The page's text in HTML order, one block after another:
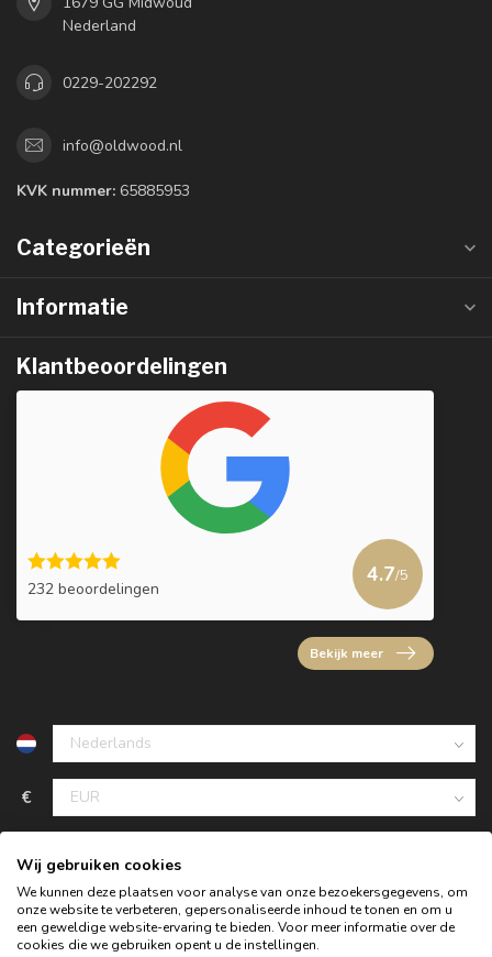
Nederland
0229-202292
info@oldwood.nl
KVK nummer: 65885953
Categorieën
Informatie
Klantbeoordelingen
232 beoordelingen
4.7/5
Bekijk meer
€
Wij gebruiken cookies
We kunnen deze plaatsen voor analyse van onze bezoekersgegevens, om
onze website te verbeteren, gepersonaliseerde inhoud te tonen en om u
een geweldige website-ervaring te bieden. Voor meer informatie over de
cookies die we gebruiken opent u de instellingen.